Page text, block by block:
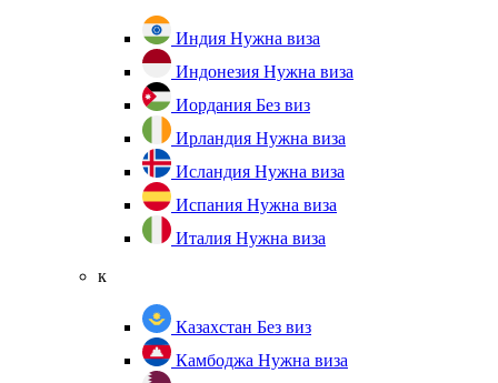
Индия Нужна виза
Индонезия Нужна виза
Иордания Без виз
Ирландия Нужна виза
Исландия Нужна виза
Испания Нужна виза
Италия Нужна виза
к
Казахстан Без виз
Камбоджа Нужна виза